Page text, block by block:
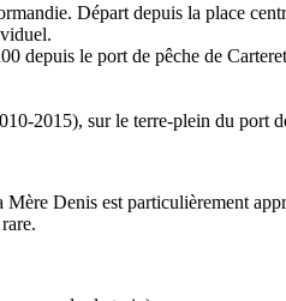
Départ depuis la place
depuis le port de pêche de
2015), sur le terre-plein du port
Denis est particulièrement